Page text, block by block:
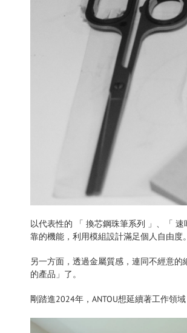
以代表性的 「 換芯鋼珠筆系列 」、「
靠的機能，利用模組設計滿足個人自由度。
另一方面，透過金屬質感，連同不經意
的產品」了。
剛踏進2024年，ANTOU想延續著工作領